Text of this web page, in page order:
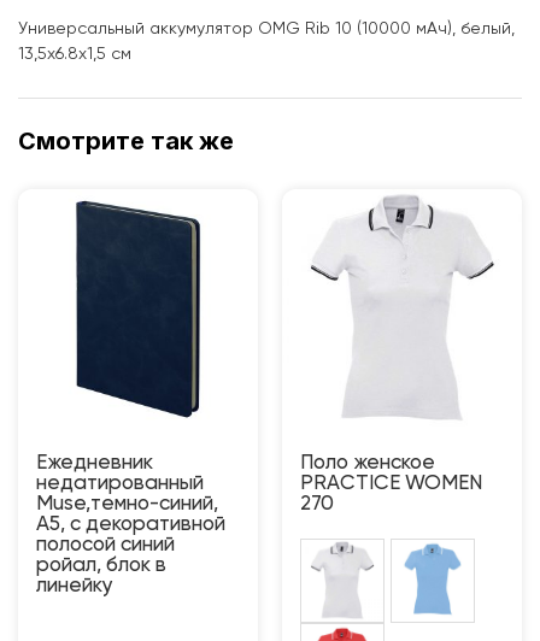
Универсальный аккумулятор OMG Rib 10 (10000 мАч), белый,
13,5х6.8х1,5 см
Смотрите так же
Ежедневник
недатированный
Muse,темно-синий,
А5, с декоративной
полосой синий
ройал, блок в
линейку
Поло женское
PRACTICE WOMEN
270